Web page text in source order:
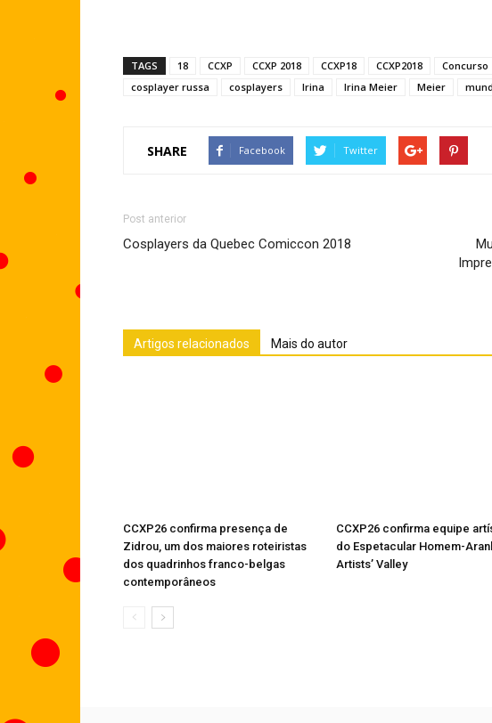
TAGS 18 CCXP CCXP 2018 CCXP18 CCXP2018 Concurso
cosplayer russa
cosplayers Irina Irina Meier Meier
SHARE Facebook Twitter
Post anterior
Cosplayers da Quebec Comiccon 2018
Artigos relacionados Mais do autor
CCXP26 confirma presença de
Zidrou, um dos maiores roteiristas
dos quadrinhos franco-belgas
contemporâneos
CCXP26 confirma equipe
do Espetacular Homem-
Artists’ Valley